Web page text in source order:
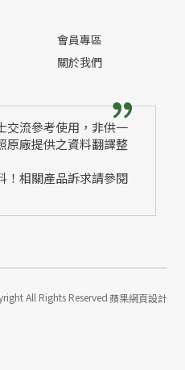
會員專區
關於我們
交流參考使用，非供一
原廠提供之資料翻譯整
！相關產品訴求請參閱
All Rights Reserved蘋果網頁設計